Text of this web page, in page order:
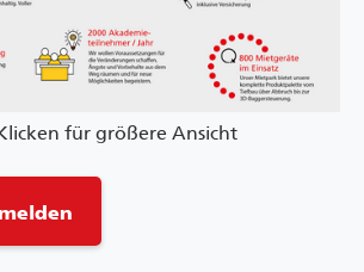
für größere Ansicht